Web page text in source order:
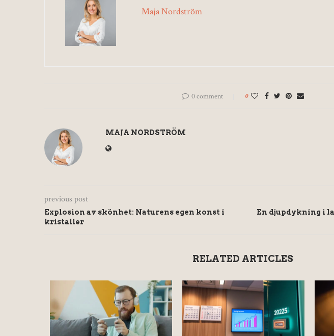
Maja Nordström
0 comment 0
MAJA NORDSTRÖM
previous post
Explosion av skönhet: Naturens egen konst i
kristaller
En djupdykning i
RELATED ARTICLES